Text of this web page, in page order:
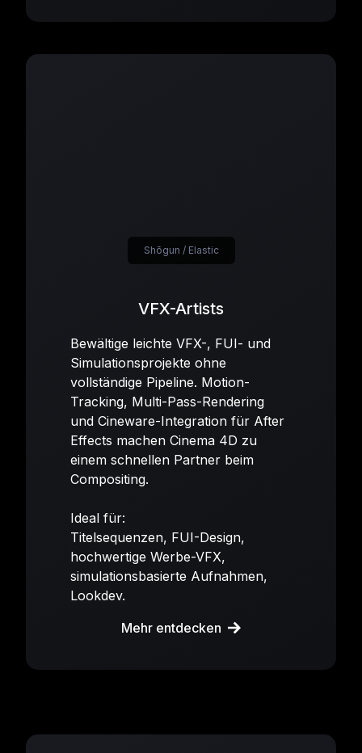
VFX-Artists
Bewältige leichte VFX-, FUI- und
Simulationsprojekte ohne
vollständige Pipeline. Motion-
Tracking, Multi-Pass-Rendering
und Cineware-Integration für After
Effects machen Cinema 4D zu
einem schnellen Partner beim
Compositing.
Ideal für:
Titelsequenzen, FUI-Design,
hochwertige Werbe-VFX,
simulationsbasierte Aufnahmen,
Lookdev.
Mehr entdecken
Shōgun / Elastic